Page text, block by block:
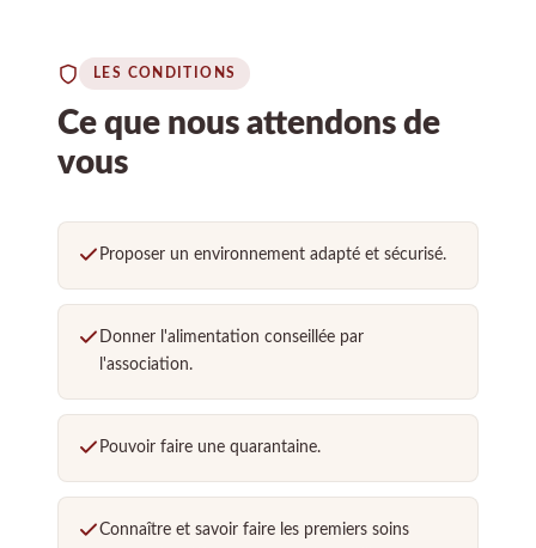
LES CONDITIONS
Ce que nous attendons de
vous
Proposer un environnement adapté et sécurisé.
Donner l'alimentation conseillée par
l'association.
Pouvoir faire une quarantaine.
Connaître et savoir faire les premiers soins